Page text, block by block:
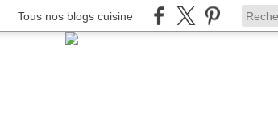
Tous nos blogs cuisine